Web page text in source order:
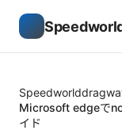
Microsoft edgeで
イド